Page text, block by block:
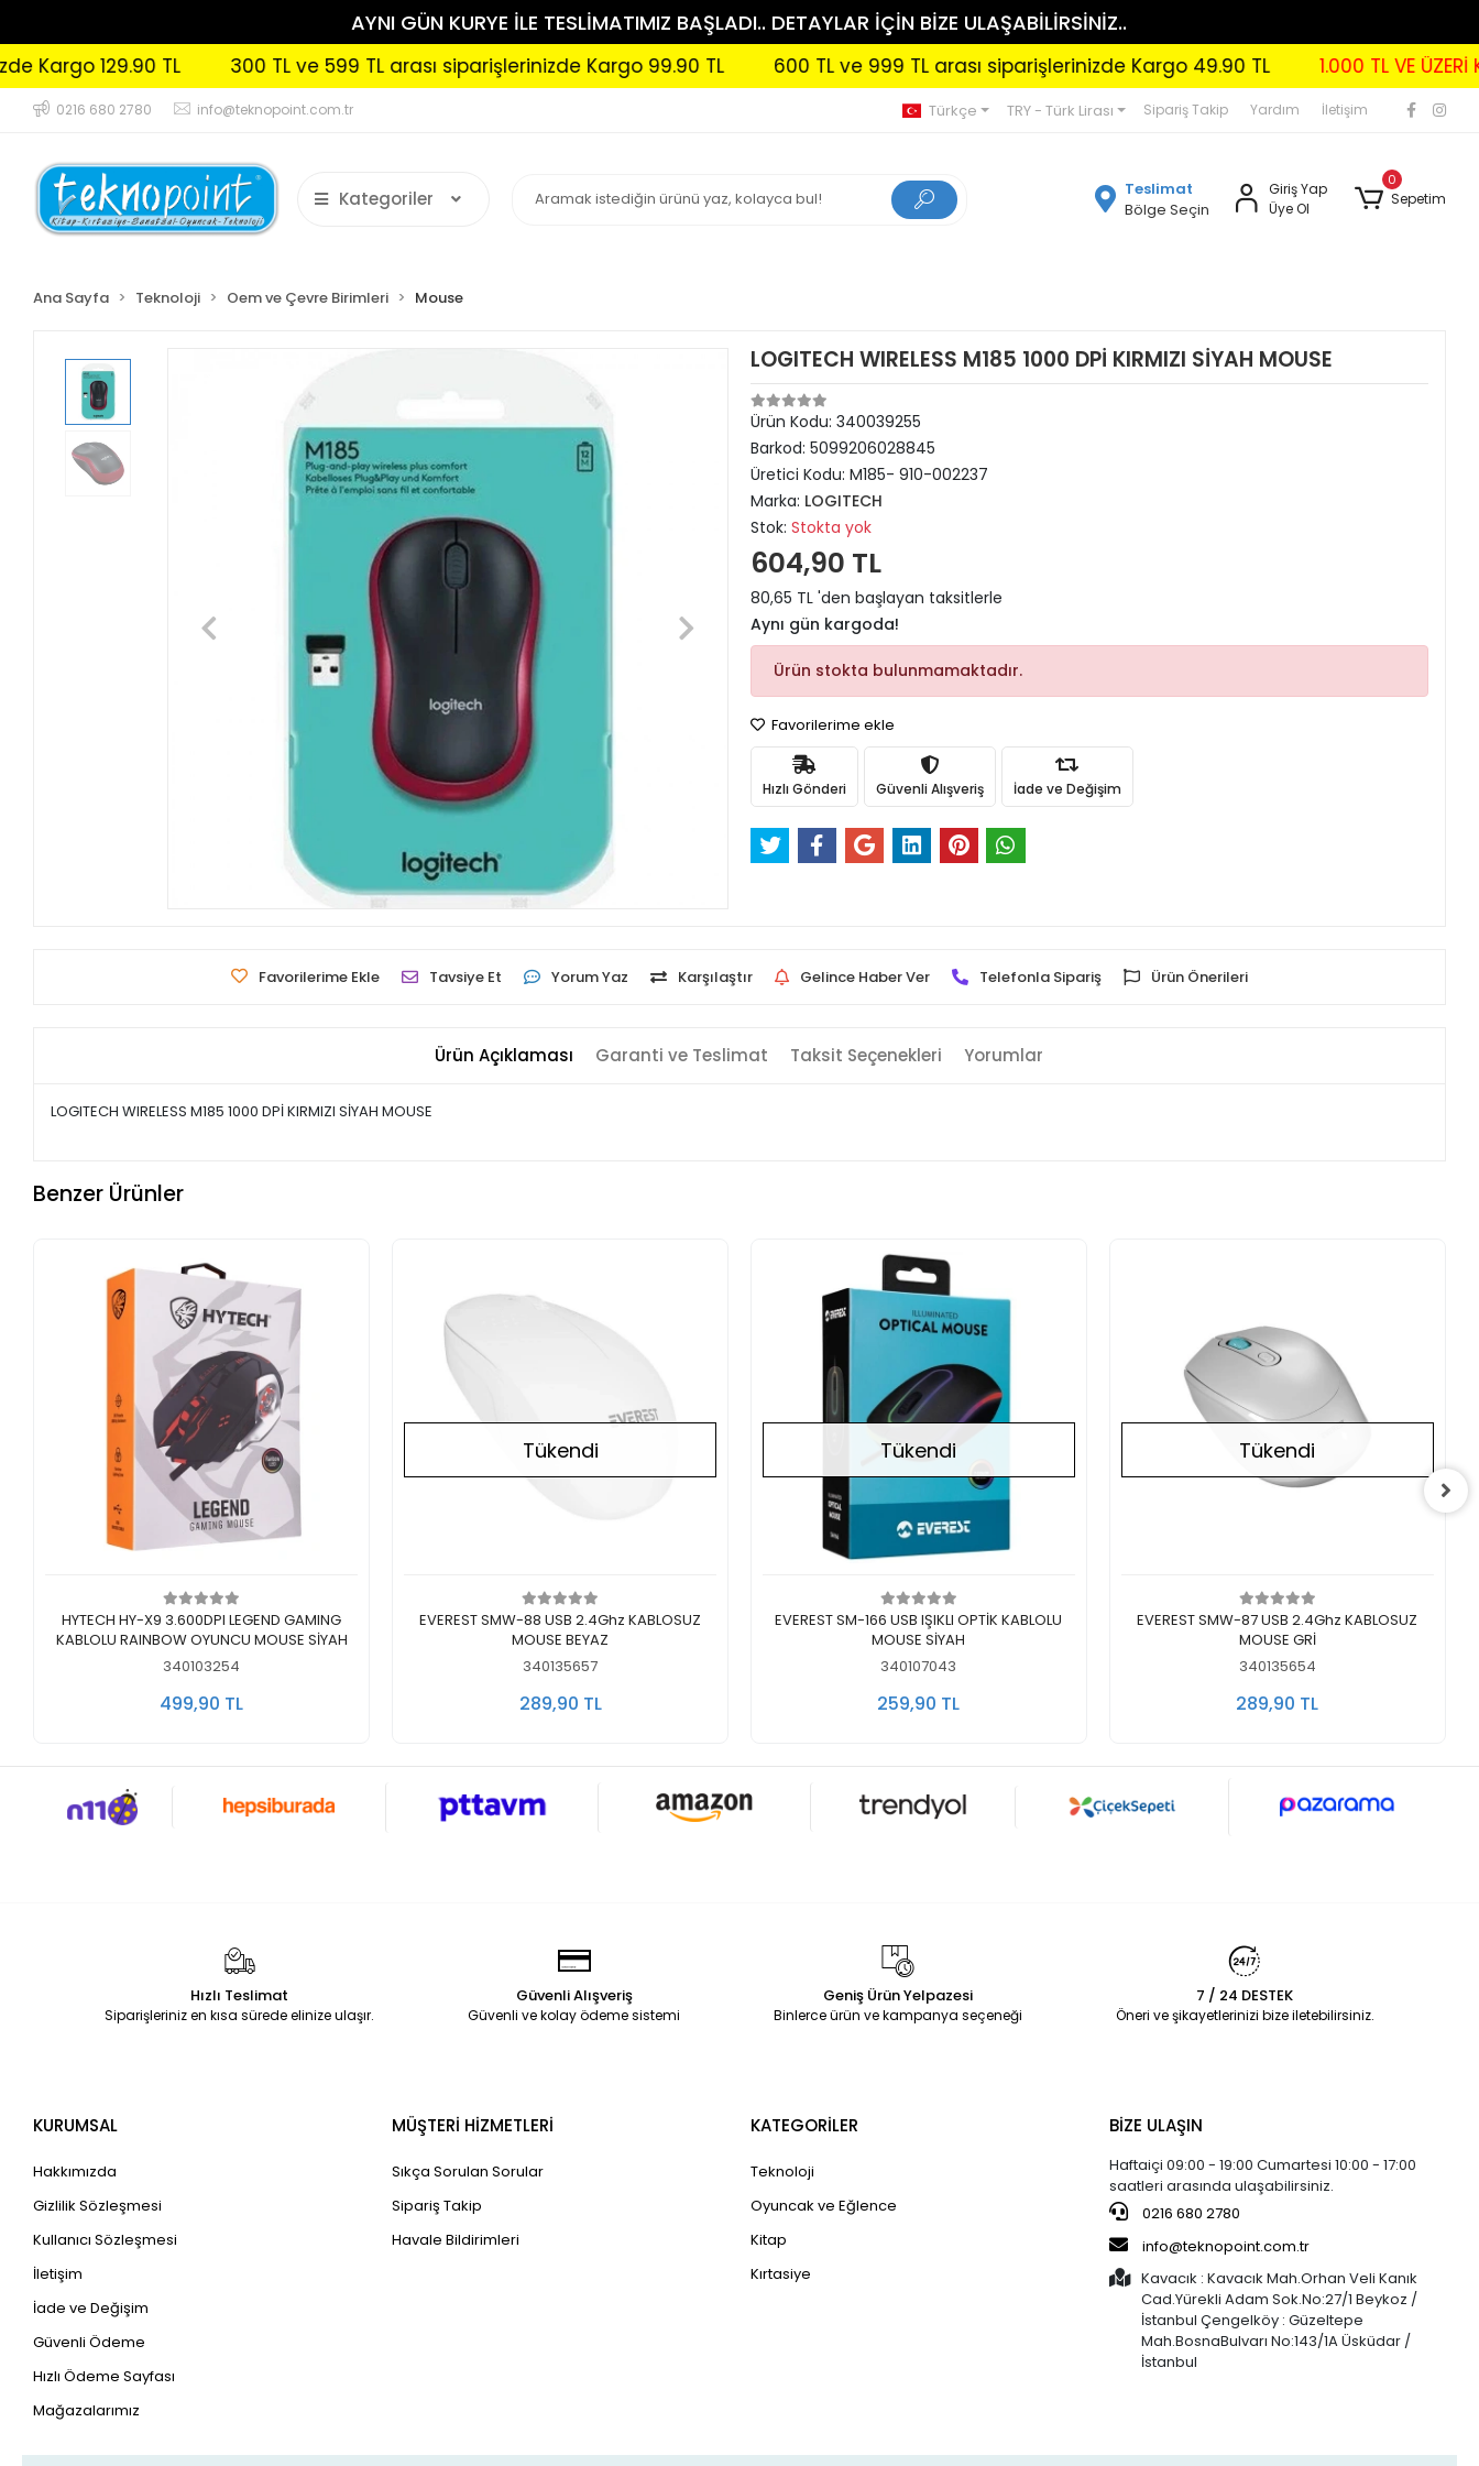
AYNI GÜN KURYE İLE TESLİMATIMIZ BAŞLADI.. DETAYLAR İÇİN BİZE ULAŞABİLİRSİNİZ..
129.90 TL 300 TL ve 599 TL arası siparişlerinizde Kargo 99.90 TL 600 TL ve 999 TL arası siparişlerinizde Kargo 49.90 TL 1.000 TL VE ÜZERİ
0216 680 2780 info@teknopoint.com.tr Türkçe TRY - Türk Lirası Sipariş Takip Yardım İletişim
Kategoriler
Teslimat
Bölge Seçin
Giriş Yap
Üye Ol
0
Sepetim
Ana Sayfa Teknoloji Oem ve Çevre Birimleri Mouse
LOGITECH WIRELESS M185 1000 DPİ KIRMIZI SİYAH MOUSE
Ürün Kodu: 340039255
Barkod: 5099206028845
Üretici Kodu: M185- 910-002237
Marka: LOGITECH
Stok: Stokta yok
604,90 TL
80,65 TL 'den başlayan taksitlerle
Aynı gün kargoda!
Ürün stokta bulunmamaktadır.
Favorilerime ekle
Hızlı Gönderi Güvenli Alışveriş İade ve Değişim
Favorilerime Ekle Tavsiye Et Yorum Yaz Karşılaştır Gelince Haber Ver Telefonla Sipariş Ürün Önerileri
Ürün Açıklaması Garanti ve Teslimat Taksit Seçenekleri Yorumlar
LOGITECH WIRELESS M185 1000 DPİ KIRMIZI SİYAH MOUSE
Benzer Ürünler
Sepete Ekle
HYTECH HY-X9 3.600DPI LEGEND GAMING
KABLOLU RAINBOW OYUNCU MOUSE SİYAH
340103254
499,90 TL
Stokta Yok
Tükendi
EVEREST SMW-88 USB 2.4Ghz KABLOSUZ
MOUSE BEYAZ
340135657
289,90 TL
Stokta Yok
Tükendi
EVEREST SM-166 USB IŞIKLI OPTİK KABLOLU
MOUSE SİYAH
340107043
259,90 TL
Stokta Yok
Tükendi
EVEREST SMW-87 USB 2.4Ghz KABLOSUZ
MOUSE GRİ
340135654
289,90 TL
Hızlı Teslimat
Siparişleriniz en kısa sürede elinize ulaşır.
Güvenli Alışveriş
Güvenli ve kolay ödeme sistemi
Geniş Ürün Yelpazesi
Binlerce ürün ve kampanya seçeneği
7 / 24 DESTEK
Öneri ve şikayetlerinizi bize iletebilirsiniz.
KURUMSAL
Hakkımızda
Gizlilik Sözleşmesi
Kullanıcı Sözleşmesi
İletişim
İade ve Değişim
Güvenli Ödeme
Hızlı Ödeme Sayfası
Mağazalarımız
MÜŞTERİ HİZMETLERİ
Sıkça Sorulan Sorular
Sipariş Takip
Havale Bildirimleri
KATEGORİLER
Teknoloji
Oyuncak ve Eğlence
Kitap
Kırtasiye
BİZE ULAŞIN
Haftaiçi 09:00 - 19:00 Cumartesi 10:00 - 17:00
saatleri arasında ulaşabilirsiniz.
0216 680 2780
info@teknopoint.com.tr
Kavacık : Kavacık Mah.Orhan Veli Kanık
Cad.Yürekli Adam Sok.No:27/1 Beykoz /
İstanbul Çengelköy : Güzeltepe
Mah.BosnaBulvarı No:143/1A Üsküdar /
İstanbul